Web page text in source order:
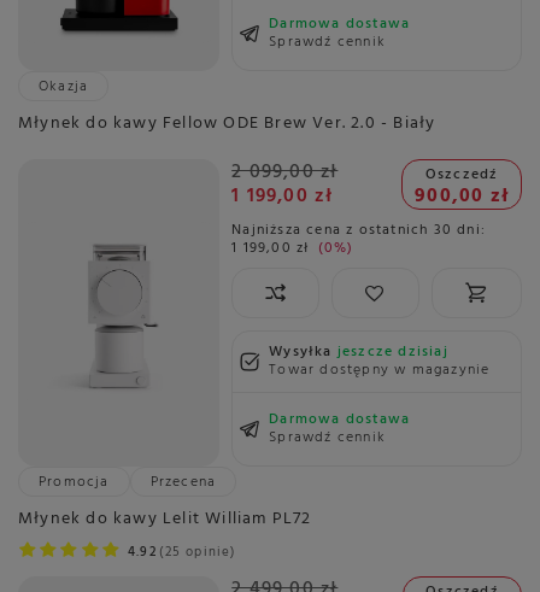
Darmowa dostawa
Sprawdź cennik
Okazja
Młynek do kawy Fellow ODE Brew Ver. 2.0 - Biały
2 099,00 zł
1 199,00 zł
Oszczedź
900,00 zł
Najniższa cena z ostatnich 30 dni:
1 199,00 zł 0%
Wysyłkajeszcze dzisiaj
Towar dostępny w magazynie
Darmowa dostawa
Sprawdź cennik
Promocja
Przecena
Młynek do kawy Lelit William PL72
4.92 25 opinie